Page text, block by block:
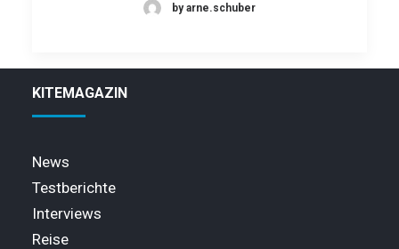
by arne.schuber
KITEMAGAZIN
News
Testberichte
Interviews
Reise